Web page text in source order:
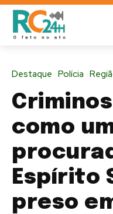
Destaque Polícia
como
Espírito
preso